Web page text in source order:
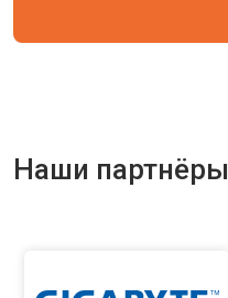
Наши партнёры